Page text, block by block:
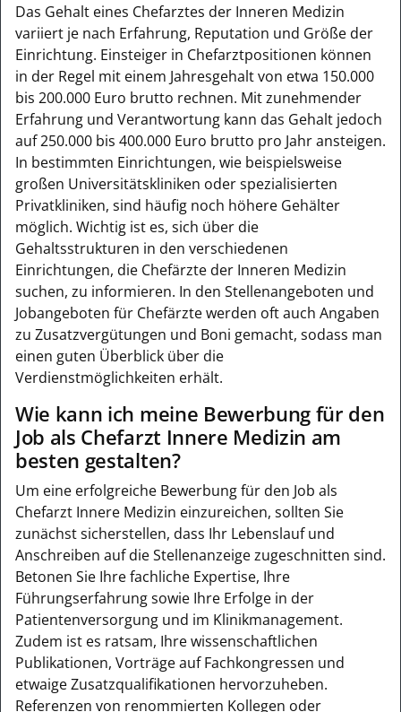
Das Gehalt eines Chefarztes der Inneren Medizin
variiert je nach Erfahrung, Reputation und Größe der
Einrichtung. Einsteiger in Chefarztpositionen können
in der Regel mit einem Jahresgehalt von etwa 150.000
bis 200.000 Euro brutto rechnen. Mit zunehmender
Erfahrung und Verantwortung kann das Gehalt jedoch
auf 250.000 bis 400.000 Euro brutto pro Jahr ansteigen.
In bestimmten Einrichtungen, wie beispielsweise
großen Universitätskliniken oder spezialisierten
Privatkliniken, sind häufig noch höhere Gehälter
möglich. Wichtig ist es, sich über die
Gehaltsstrukturen in den verschiedenen
Einrichtungen, die Chefärzte der Inneren Medizin
suchen, zu informieren. In den Stellenangeboten und
Jobangeboten für Chefärzte werden oft auch Angaben
zu Zusatzvergütungen und Boni gemacht, sodass man
einen guten Überblick über die
Verdienstmöglichkeiten erhält.
Wie kann ich meine Bewerbung für den
Job als Chefarzt Innere Medizin am
besten gestalten?
Um eine erfolgreiche Bewerbung für den Job als
Chefarzt Innere Medizin einzureichen, sollten Sie
zunächst sicherstellen, dass Ihr Lebenslauf und
Anschreiben auf die Stellenanzeige zugeschnitten sind.
Betonen Sie Ihre fachliche Expertise, Ihre
Führungserfahrung sowie Ihre Erfolge in der
Patientenversorgung und im Klinikmanagement.
Zudem ist es ratsam, Ihre wissenschaftlichen
Publikationen, Vorträge auf Fachkongressen und
etwaige Zusatzqualifikationen hervorzuheben.
Referenzen von renommierten Kollegen oder